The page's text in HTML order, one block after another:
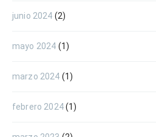
junio 2024 (2)
mayo 2024 (1)
marzo 2024 (1)
febrero 2024(1)